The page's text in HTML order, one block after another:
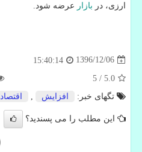
ارزی، در بازار عرضه شود.
1396/12/06
15:40:14
5.0
/
5
تگهای خبر:
افزایش اقتصاد
این مطلب را می پسندید؟